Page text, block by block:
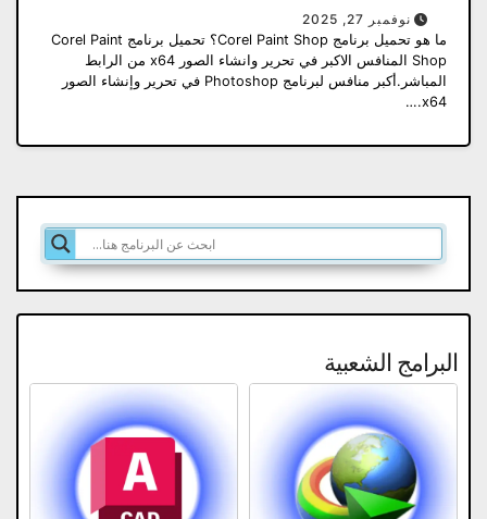
نوفمبر 27, 2025
ما هو تحميل برنامج Corel Paint Shop؟ تحميل برنامج Corel Paint
Shop المنافس الاكبر في تحرير وانشاء الصور x64 من الرابط
المباشر.أكبر منافس لبرنامج Photoshop في تحرير وإنشاء الصور
x64.…
البرامج الشعبية